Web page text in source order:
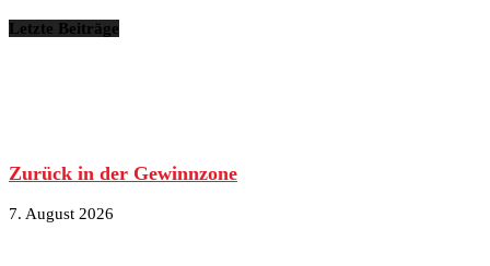
Letzte Beiträge
Zurück in der Gewinnzone
7. August 2026